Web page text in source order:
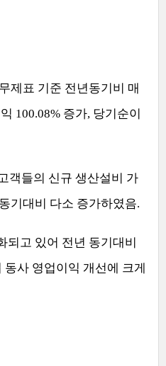
제표 기준 전년동기비 매
100.08% 증가, 당기순이
객들의 신규 생산설비 가
기대비 다소 증가하였음.
되고 있어 전년 동기대비
사 영업이익 개선에 크게